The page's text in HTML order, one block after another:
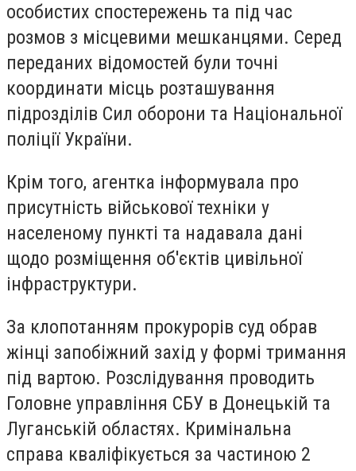
особистих спостережень та під час
розмов з місцевими мешканцями. Серед
переданих відомостей були точні
координати місць розташування
підрозділів Сил оборони та Національної
поліції України.
Крім того, агентка інформувала про
присутність військової техніки у
населеному пункті та надавала дані
щодо розміщення об'єктів цивільної
інфраструктури.
За клопотанням прокурорів суд обрав
жінці запобіжний захід у формі тримання
під вартою. Розслідування проводить
Головне управління СБУ в Донецькій та
Луганській областях. Кримінальна
справа кваліфікується за частиною 2